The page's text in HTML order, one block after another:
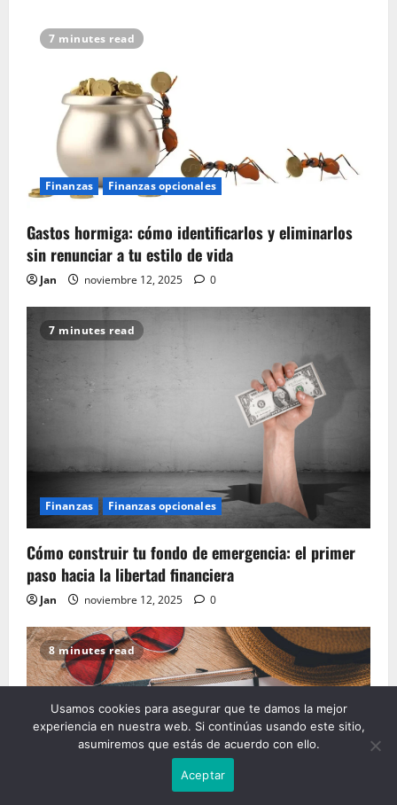
7 minutes read
Finanzas Finanzas opcionales
Gastos hormiga: cómo identificarlos y eliminarlos
sin renunciar a tu estilo de vida
Jan noviembre 12, 2025 0
7 minutes read
Finanzas Finanzas opcionales
Cómo construir tu fondo de emergencia: el primer
paso hacia la libertad financiera
Jan noviembre 12, 2025 0
8 minutes read
Usamos cookies para asegurar que te damos la mejor
experiencia en nuestra web. Si continúas usando este sitio,
asumiremos que estás de acuerdo con ello.
Aceptar